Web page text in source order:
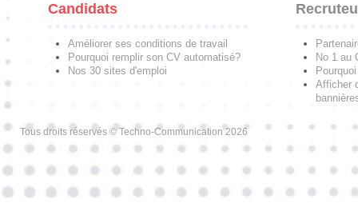
Candidats
Améliorer ses conditions de travail
Pourquoi remplir son CV automatisé?
Nos 30 sites d'emploi
No 1 au
Afficher
Tous droits réservés © Techno-Communication 2026